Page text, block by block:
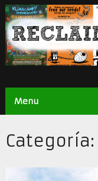
Menu
Categoría: